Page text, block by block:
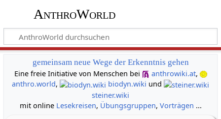
AnthroWorld
gemeinsam neue Wege der Erkenntnis gehen
Eine freie Initiative von Menschen bei
anthrowiki.at,
anthro.world, biodyn.wiki und
steiner.wiki
mit online Lesekreisen, Übungsgruppen, Vorträgen ...